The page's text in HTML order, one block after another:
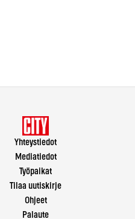
Yhteystiedot
Mediatiedot
Työpaikat
Tilaa uutiskirje
Ohjeet
Palaute